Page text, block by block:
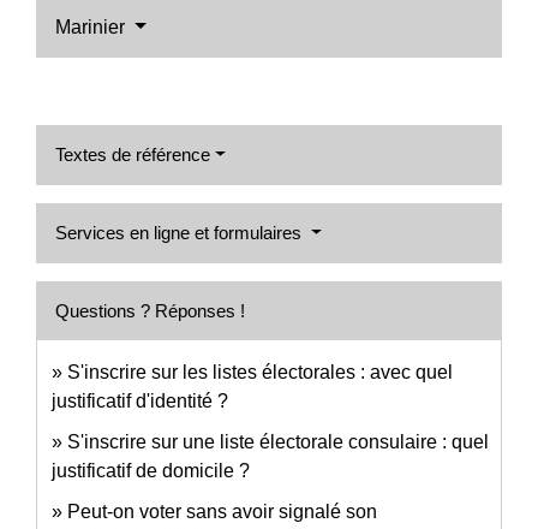
Marinier
Textes de référence
Services en ligne et formulaires
Questions ? Réponses !
S'inscrire sur les listes électorales : avec quel
justificatif d'identité ?
S'inscrire sur une liste électorale consulaire : quel
justificatif de domicile ?
Peut-on voter sans avoir signalé son